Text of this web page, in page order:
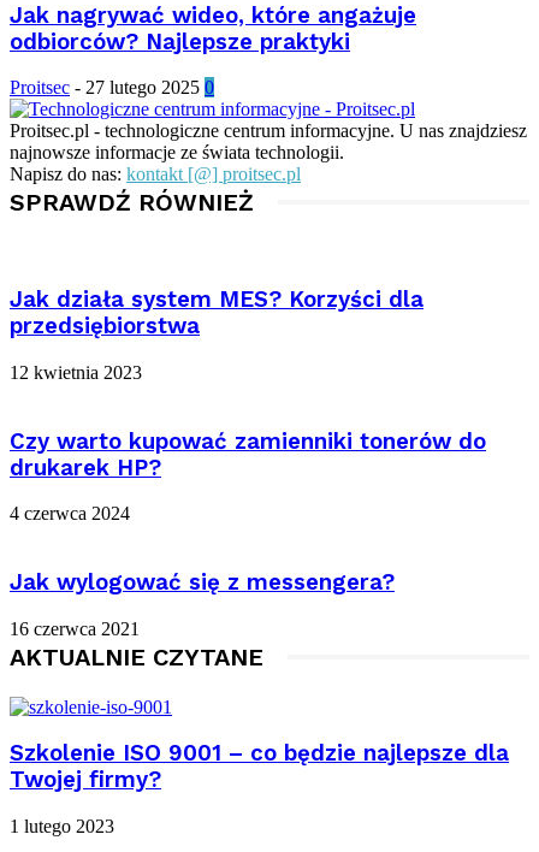
Jak nagrywać wideo, które angażuje
odbiorców? Najlepsze praktyki
Proitsec - 27 lutego 2025 0
Proitsec.pl - technologiczne centrum informacyjne. U nas znajdziesz
najnowsze informacje ze świata technologii.
Napisz do nas: kontakt [@] proitsec.pl
SPRAWDŹ RÓWNIEŻ
Jak działa system MES? Korzyści dla
przedsiębiorstwa
12 kwietnia 2023
Czy warto kupować zamienniki tonerów do
drukarek HP?
4 czerwca 2024
Jak wylogować się z messengera?
16 czerwca 2021
AKTUALNIE CZYTANE
Szkolenie ISO 9001 – co będzie najlepsze dla
Twojej firmy?
1 lutego 2023